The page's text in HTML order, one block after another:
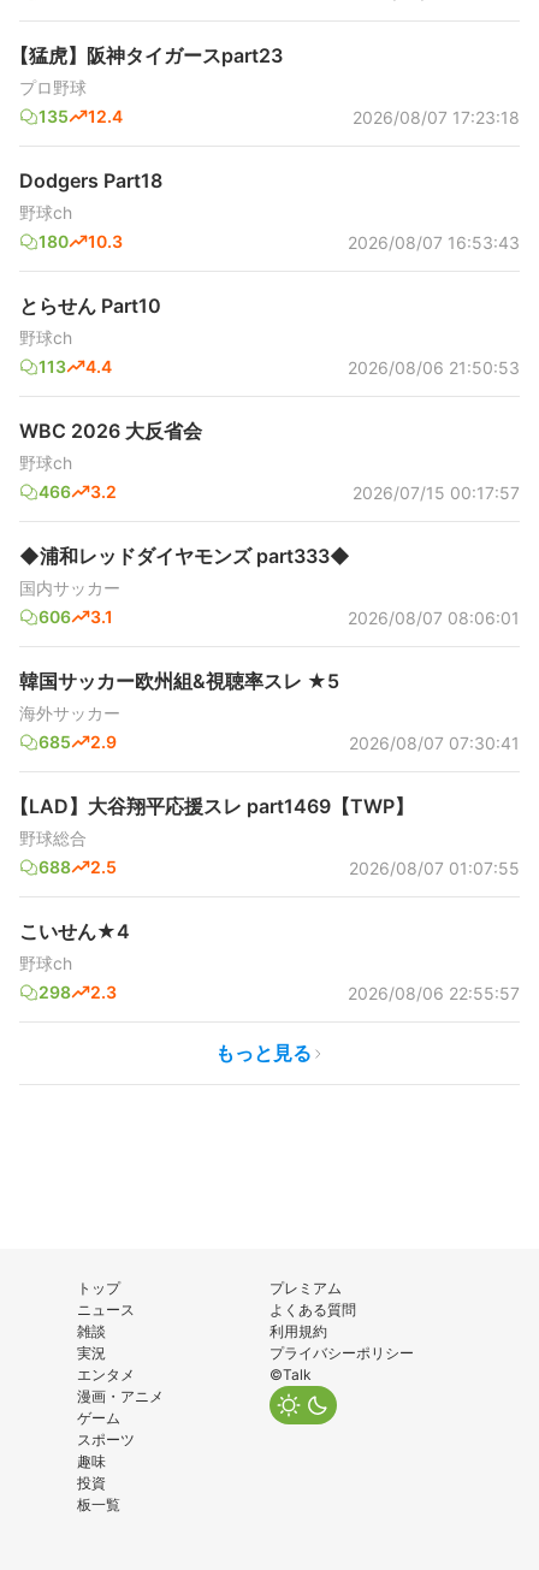
【猛虎】阪神タイガースpart23
プロ野球
135
12.4 2026/08/07 17:23:18
Dodgers Part18
野球ch
180
10.3 2026/08/07 16:53:43
とらせん Part10
野球ch
113
4.4 2026/08/06 21:50:53
WBC 2026 大反省会
野球ch
466
3.2 2026/07/15 00:17:57
◆浦和レッドダイヤモンズ part333◆
国内サッカー
606
3.1 2026/08/07 08:06:01
韓国サッカー欧州組&視聴率スレ ★5
海外サッカー
685
2.9 2026/08/07 07:30:41
【LAD】大谷翔平応援スレ part1469【TWP】
野球総合
688
2.5 2026/08/07 01:07:55
こいせん★4
野球ch
298
2.3 2026/08/06 22:55:57
もっと見る
トップ
ニュース
雑談
実況
エンタメ
漫画・アニメ
ゲーム
スポーツ
趣味
投資
板一覧
プレミアム
よくある質問
利用規約
プライバシーポリシー
©Talk